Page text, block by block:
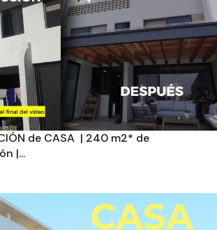
de CASA | 240 m2* de
|...